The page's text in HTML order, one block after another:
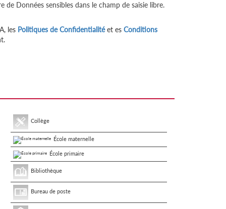
de Données sensibles dans le champ de saisie libre.
les Politiques de Confidentialitéet es Conditions
Collège
École maternelle
École primaire
Bibliothèque
Bureau de poste